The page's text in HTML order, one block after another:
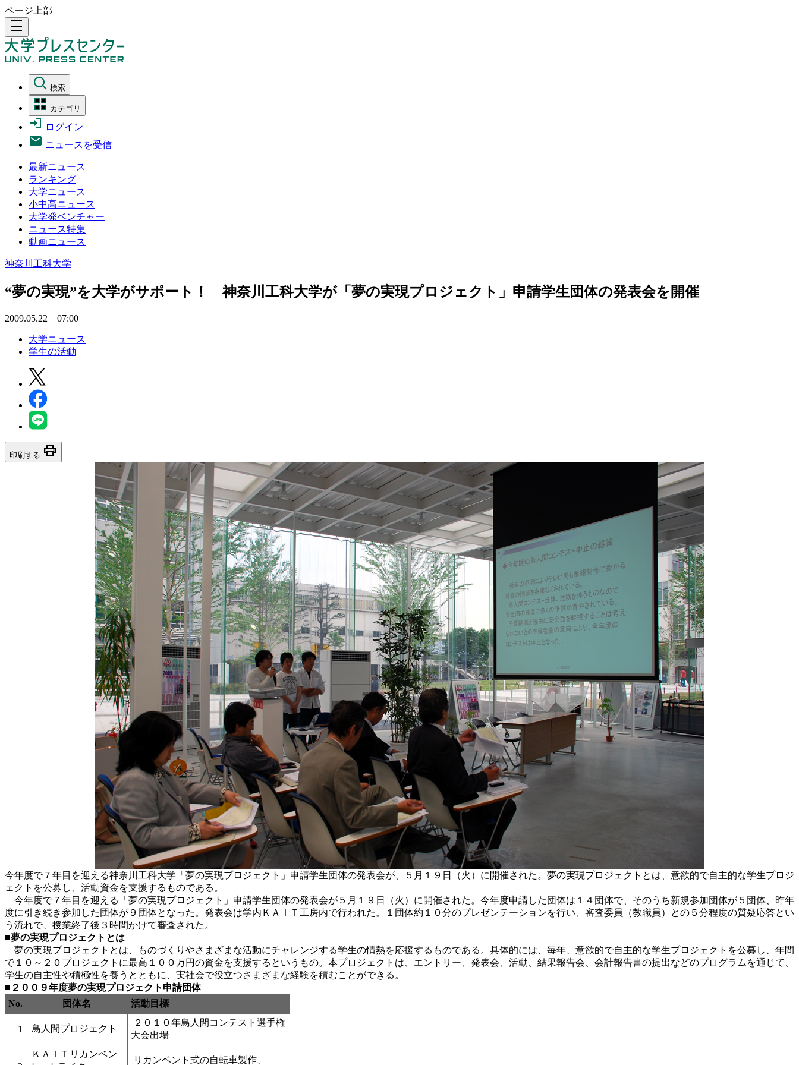
ページ上部
density_medium
検索
カテゴリ
ログイン
ニュースを受信
最新ニュース
ランキング
大学ニュース
小中高ニュース
大学発ベンチャー
ニュース特集
動画ニュース
神奈川工科大学
“夢の実現”を大学がサポート！ 神奈川工科大学が「夢の実現プロジェクト」申請学生団体の発表会を開催
2009.05.22 07:00
大学ニュース
学生の活動
印刷する print
今年度で７年目を迎える神奈川工科大学「夢の実現プロジェクト」申請学生団体の発表会が、５月１９日（火）に開催された。夢の実現プロジェクトとは、意欲的で自主的な学生プロジ
ェクトを公募し、活動資金を支援するものである。
今年度で７年目を迎える「夢の実現プロジェクト」申請学生団体の発表会が５月１９日（火）に開催された。今年度申請した団体は１４団体で、そのうち新規参加団体が５団体、昨年
度に引き続き参加した団体が９団体となった。発表会は学内ＫＡＩＴ工房内で行われた。１団体約１０分のプレゼンテーションを行い、審査委員（教職員）との５分程度の質疑応答とい
う流れで、授業終了後３時間かけて審査された。
■夢の実現プロジェクトとは
夢の実現プロジェクトとは、ものづくりやさまざまな活動にチャレンジする学生の情熱を応援するものである。具体的には、毎年、意欲的で自主的な学生プロジェクトを公募し、年間
で１０～２０プロジェクトに最高１００万円の資金を支援するというもの。本プロジェクトは、エントリー、発表会、活動、結果報告会、会計報告書の提出などのプログラムを通じて、
学生の自主性や積極性を養うとともに、実社会で役立つさまざまな経験を積むことができる。
■２００９年度夢の実現プロジェクト申請団体
No.
団体名 活動目標
1 鳥人間プロジェクト
２０１０年鳥人間コンテスト選手権
大会出場
ＫＡＩＴリカンベン
リカンベント式の自転車製作、